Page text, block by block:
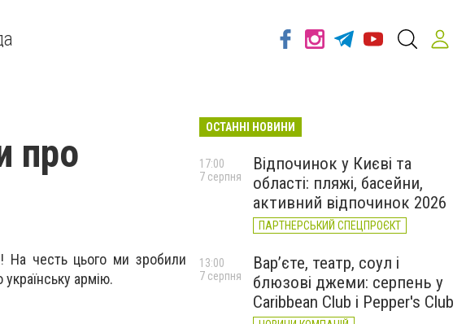
про
На честь цього ми зробили
армію.
ОСТАННІ НОВИНИ
Відпочинок у Києві та
області: пляжі, басейни,
активний відпочинок 2026
ПАРТНЕРСЬКИЙ СПЕЦПРОЄКТ
17:00
7 серпня
Вар’єте, театр, соул і
блюзові джеми: серпень у
Caribbean Club і Pepper's Club
13:00
7 серпня